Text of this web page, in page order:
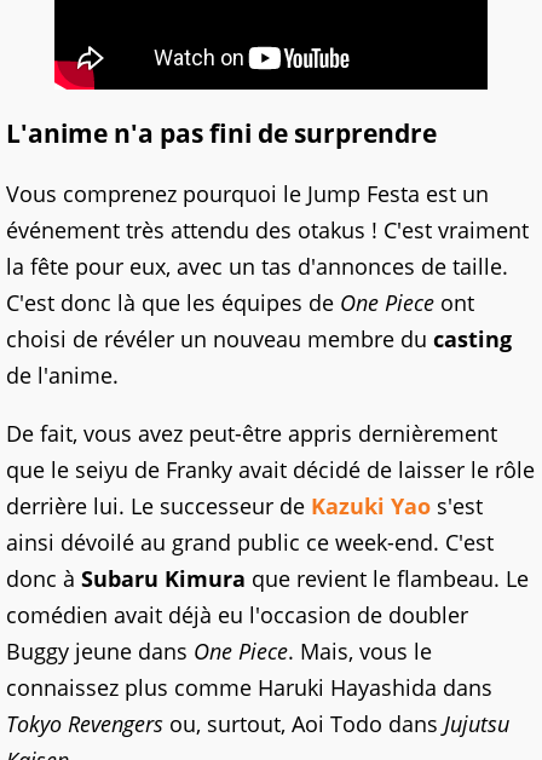
L'anime n'a pas fini de surprendre
Vous comprenez pourquoi le Jump Festa est un
événement très attendu des otakus ! C'est vraiment
la fête pour eux, avec un tas d'annonces de taille.
C'est donc là que les équipes de One Piece ont
choisi de révéler un nouveau membre du casting
de l'anime.
De fait, vous avez peut-être appris dernièrement
que le seiyu de Franky avait décidé de laisser le rôle
derrière lui. Le successeur de Kazuki Yao s'est
ainsi dévoilé au grand public ce week-end. C'est
donc à Subaru Kimura que revient le flambeau. Le
comédien avait déjà eu l'occasion de doubler
Buggy jeune dans One Piece. Mais, vous le
connaissez plus comme Haruki Hayashida dans
Tokyo Revengers ou, surtout, Aoi Todo dans Jujutsu